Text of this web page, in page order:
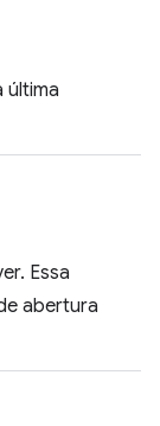
última
Essa
abertura